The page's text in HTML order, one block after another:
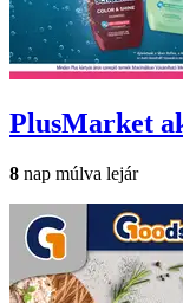
PlusMarket
8 nap múlva lejár